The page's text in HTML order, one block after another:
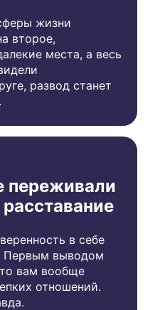
жизни
второе,
места, а весь
развод станет
переживали
в себе
Первым выводом
вам вообще
отношений.